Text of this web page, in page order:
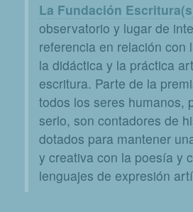
La Fundación
observatorio y lugar de
referencia en relación con
la didáctica y la práctica
escritura. Parte de la
todos los seres humanos,
serlo, son contadores de
dotados para mantener
y creativa con la poesía y
lenguajes de expresión